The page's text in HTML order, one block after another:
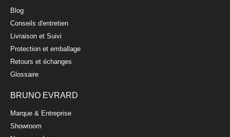
Blog
Conseils d'entretien
Livraison et Suivi
Protection et emballage
Retours et échanges
Glossaire
BRUNO EVRARD
Marque & Entreprise
Showroom